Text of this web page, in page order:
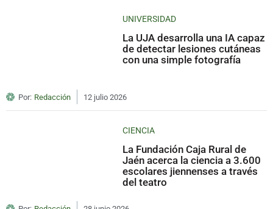
UNIVERSIDAD
La UJA desarrolla una IA capaz
de detectar lesiones cutáneas
con una simple fotografía
Por: Redacción 12 julio 2026
CIENCIA
La Fundación Caja Rural de
Jaén acerca la ciencia a 3.600
escolares jiennenses a través
del teatro